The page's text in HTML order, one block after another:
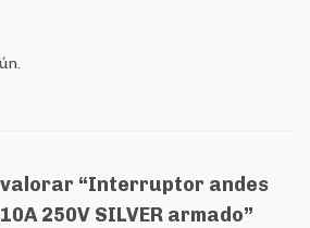
valorar “Interruptor andes
250V SILVER armado”